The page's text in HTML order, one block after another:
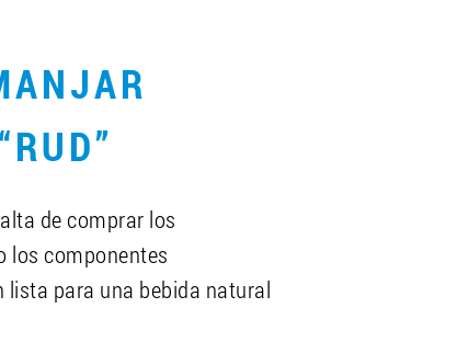
de comprar los
los componentes
lista para una bebida natural